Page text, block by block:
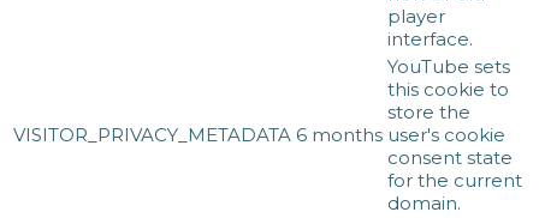
player
interface.
VISITOR_PRIVACY_METADATA 6 months
YouTube sets
this cookie to
store the
user's cookie
consent state
for the current
domain.